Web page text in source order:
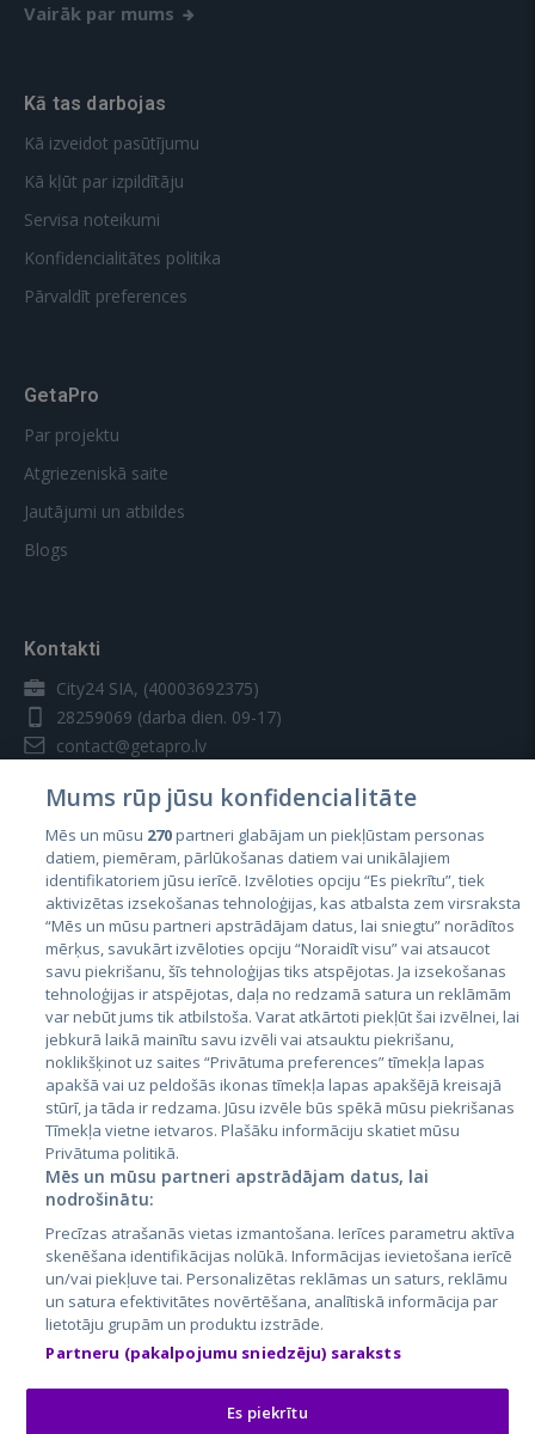
Vairāk par mums
Kā tas darbojas
Kā izveidot pasūtījumu
Kā kļūt par izpildītāju
Servisa noteikumi
Konfidencialitātes politika
Pārvaldīt preferences
GetaPro
Par projektu
Atgriezeniskā saite
Jautājumi un atbildes
Blogs
Kontakti
City24 SIA, (40003692375)
28259069 (darba dien. 09-17)
contact@getapro.lv
Valstis
Igaunija
Latvija
Lietuva
City24.lv
City24.ee
GetaPro.lv
GetaPro.ee
Skelbiu.lt
Autoplius.lt
Aruodas.lt
CVbankas.lt
Kainos.lt
Paslaugos.lt
auto24.ee
Osta.ee
KuldneBörs.ee
Mums rūp jūsu konfidencialitāte
Mēs un mūsu 270partneri glabājam un piekļūstam personas
datiem, piemēram, pārlūkošanas datiem vai unikālajiem
identifikatoriem jūsu ierīcē. Izvēloties opciju “Es piekrītu”, tiek
aktivizētas izsekošanas tehnoloģijas, kas atbalsta zem virsraksta
“Mēs un mūsu partneri apstrādājam datus, lai sniegtu” norādītos
mērķus, savukārt izvēloties opciju “Noraidīt visu” vai atsaucot
savu piekrišanu, šīs tehnoloģijas tiks atspējotas. Ja izsekošanas
tehnoloģijas ir atspējotas, daļa no redzamā satura un reklāmām
var nebūt jums tik atbilstoša. Varat atkārtoti piekļūt šai izvēlnei, lai
jebkurā laikā mainītu savu izvēli vai atsauktu piekrišanu,
noklikšķinot uz saites “Privātuma preferences” tīmekļa lapas
apakšā vai uz peldošās ikonas tīmekļa lapas apakšējā kreisajā
stūrī, ja tāda ir redzama. Jūsu izvēle būs spēkā mūsu piekrišanas
Tīmekļa vietne ietvaros. Plašāku informāciju skatiet mūsu
Privātuma politikā.
Mēs un mūsu partneri apstrādājam datus, lai
nodrošinātu:
Precīzas atrašanās vietas izmantošana. Ierīces parametru aktīva
skenēšana identifikācijas nolūkā. Informācijas ievietošana ierīcē
un/vai piekļuve tai. Personalizētas reklāmas un saturs, reklāmu
un satura efektivitātes novērtēšana, analītiskā informācija par
lietotāju grupām un produktu izstrāde.
Partneru (pakalpojumu sniedzēju) saraksts
Es piekrītu